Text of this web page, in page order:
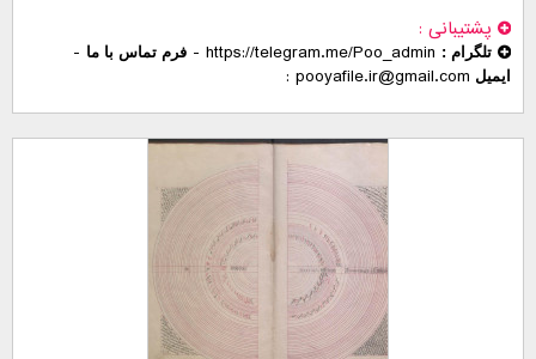
پشتیبانی
تلگرام : https://telegram.me/Poo_admin
- فرم تماس با ما -
ایمیل pooyafile.ir@gmail.com